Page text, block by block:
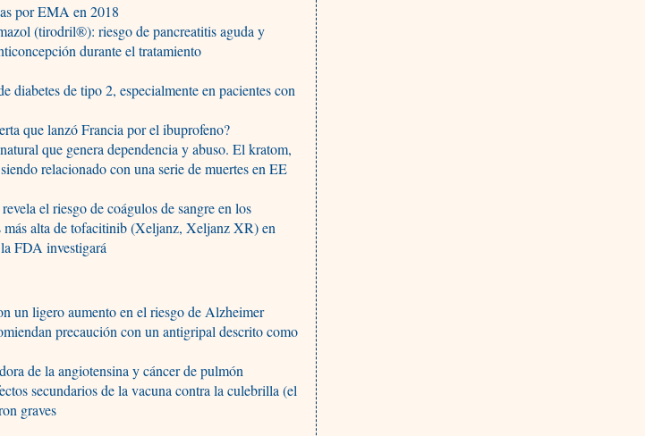
por EMA en 2018
(tirodril®): riesgo de pancreatitis aguda y
durante el tratamiento
diabetes de tipo 2, especialmente en pacientes con
que lanzó Francia por el ibuprofeno?
que genera dependencia y abuso. El kratom,
relacionado con una serie de muertes en EE
el riesgo de coágulos de sangre en los
más alta de tofacitinib (Xeljanz, Xeljanz XR) en
FDA investigará
un ligero aumento en el riesgo de Alzheimer
precaución con un antigripal descrito como
de la angiotensina y cáncer de pulmón
secundarios de la vacuna contra la culebrilla (el
graves